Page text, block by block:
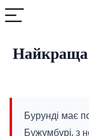
Найкраща
Бурунді має
Бужумбурі, з